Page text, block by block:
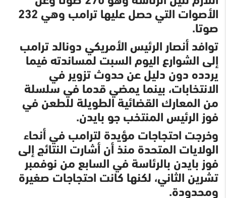
الأصوات التي حصل عليها ترامب وهي 232
صوتا.
توافد أنصار الرئيس الأمريكي دونالد ترامب
إلى الشوارع اليوم السبت لمساندته فيما
يردده دون دليل عن حدوث تزوير في
الانتخابات، بينما يمضي قدما في سلسلة
من المعارك القضائية الطويلة للطعن في
فوز الرئيس المنتخب جو بايدن.
وخرجت احتجاجات مؤيدة لترامب في أنحاء
الولايات المتحدة منذ أن أشارت النتائج إلى
فوز بايدن بالرئاسة في السابع من نوفمبر
تشرين الثاني، لكنها كانت احتجاجات صغيرة
ومحدودة.